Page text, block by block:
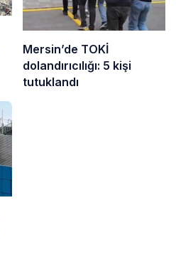
Mersin’de TOKİ
dolandırıcılığı: 5 kişi
tutuklandı